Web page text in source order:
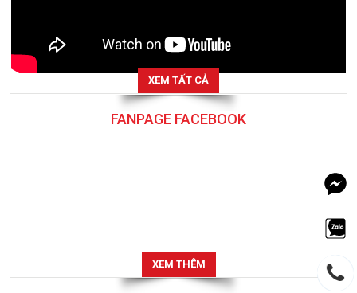
XEM TẤT CẢ
FANPAGE FACEBOOK
XEM THÊM